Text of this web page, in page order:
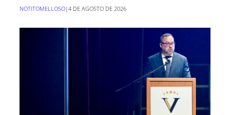
NOTITOMELLOSO|4 DE AGOSTO DE 2026